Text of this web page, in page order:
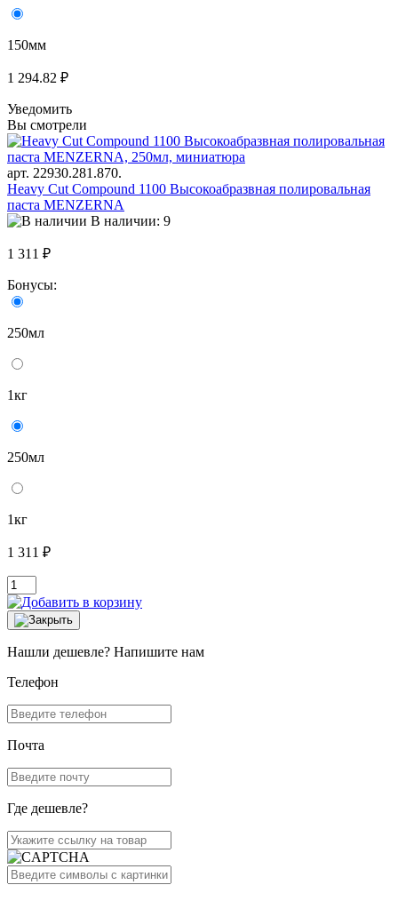
150мм
1 294.82 ₽
Уведомить
Вы смотрели
арт. 22930.281.870.
Heavy Cut Compound 1100 Высокоабразвная полировальная
паста MENZERNA
В наличии: 9
1 311 ₽
Бонусы:
250мл
1кг
250мл
1кг
1 311 ₽
Нашли дешевле? Напишите нам
Телефон
Почта
Где дешевле?